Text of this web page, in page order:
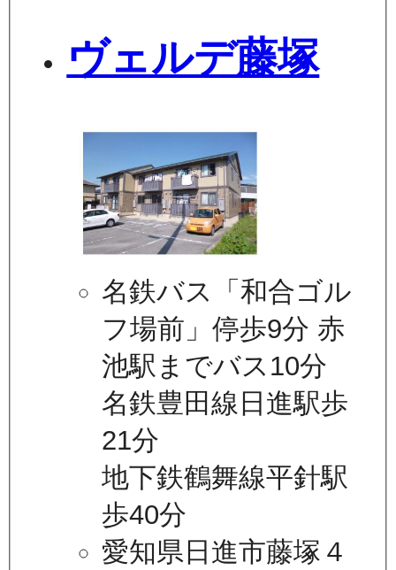
ヴェルデ藤塚
名鉄バス「和合ゴル
フ場前」停歩9分 赤
池駅までバス10分
名鉄豊田線日進駅歩
21分
地下鉄鶴舞線平針駅
歩40分
愛知県日進市藤塚４